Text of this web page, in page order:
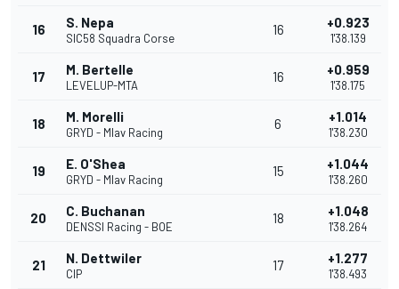
16 S. Nepa
SIC58 Squadra Corse
16 +0.923
1'38.139
17 M. Bertelle
LEVELUP-MTA
16 +0.959
1'38.175
18 M. Morelli
GRYD - Mlav Racing
6 +1.014
1'38.230
19 E. O'Shea
GRYD - Mlav Racing
15 +1.044
1'38.260
20 C. Buchanan
DENSSI Racing - BOE
18 +1.048
1'38.264
21 N. Dettwiler
CIP
17 +1.277
1'38.493